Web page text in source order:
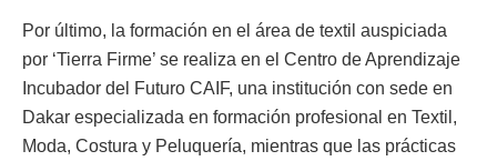
Por último, la formación en el área de textil auspiciada
por ‘Tierra Firme’ se realiza en el Centro de Aprendizaje
Incubador del Futuro CAIF, una institución con sede en
Dakar especializada en formación profesional en Textil,
Moda, Costura y Peluquería, mientras que las prácticas